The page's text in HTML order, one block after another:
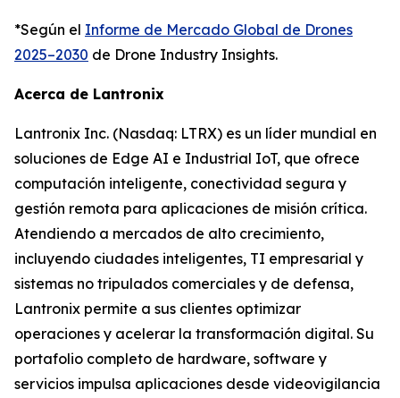
*Según el Informe de Mercado Global de Drones
2025–2030 de Drone Industry Insights.
Acerca de Lantronix
Lantronix Inc. (Nasdaq: LTRX) es un líder mundial en
soluciones de Edge AI e Industrial IoT, que ofrece
computación inteligente, conectividad segura y
gestión remota para aplicaciones de misión crítica.
Atendiendo a mercados de alto crecimiento,
incluyendo ciudades inteligentes, TI empresarial y
sistemas no tripulados comerciales y de defensa,
Lantronix permite a sus clientes optimizar
operaciones y acelerar la transformación digital. Su
portafolio completo de hardware, software y
servicios impulsa aplicaciones desde videovigilancia